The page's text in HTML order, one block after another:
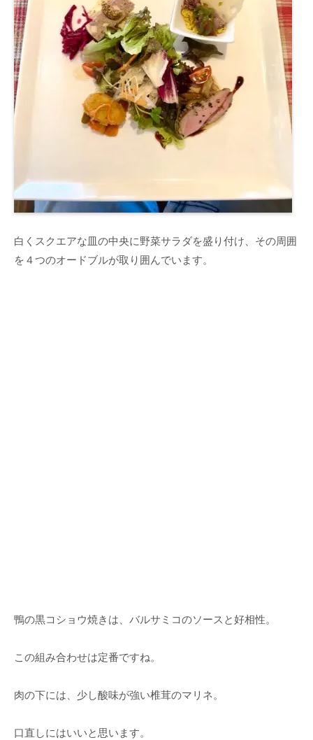
白くスクエアな皿の中央に野菜サラダを盛り付け、その周囲
を４つのオードブルが取り囲んでいます。
鴨の黒コショウ焼きは、バルサミコのソースと好相性。
この組み合わせは定番ですね。
肉の下には、少し酸味が強い椎茸のマリネ。
口直しにはいいと思います。